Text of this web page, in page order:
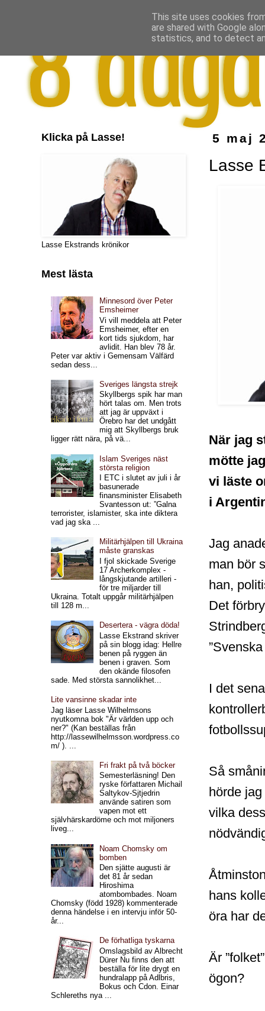
5 maj
Lasse
När jag
mötte
vi läste
i
Jag
man bör
han,
Det
I det
Så
hörde
vilka
hans
öra har
Är
ögon?
Klicka på Lasse!
Lasse Ekstrands krönikor
Mest lästa
Minnesord över Peter
Emsheimer
Vi vill meddela att Peter
Emsheimer, efter en
kort tids sjukdom, har
avlidit. Han blev 78 år.
Peter var aktiv i Gemensam Välfärd
sedan dess...
Sveriges längsta strejk
Skyllbergs spik har man
hört talas om. Men trots
att jag är uppväxt i
Örebro har det undgått
mig att Skyllbergs bruk
ligger rätt nära, på vä...
Islam Sveriges näst
största religion
I ETC i slutet av juli i år
basunerade
finansminister Elisabeth
Svantesson ut: ”Galna
terrorister, islamister, ska inte diktera
vad jag ska ...
Militärhjälpen till Ukraina
måste granskas
I fjol skickade Sverige
17 Archerkomplex -
långskjutande artilleri -
för tre miljarder till
Ukraina. Totalt uppgår militärhjälpen
till 128 m...
Desertera - vägra döda!
Lasse Ekstrand skriver
på sin blogg idag: Hellre
benen på ryggen än
benen i graven. Som
den okände filosofen
sade. Med största sannolikhet...
Lite vansinne skadar inte
Jag läser Lasse Wilhelmsons
nyutkomna bok "Är världen upp och
ner?" (Kan beställas från
http://lassewilhelmsson.wordpress.co
m/ ). ...
Fri frakt på två böcker
Semesterläsning! Den
ryske författaren Michail
Saltykov-Sjtjedrin
använde satiren som
vapen mot ett
självhärskardöme och mot miljoners
liveg...
Noam Chomsky om
bomben
Den sjätte augusti är
det 81 år sedan
Hiroshima
atombombades. Noam
Chomsky (född 1928) kommenterade
denna händelse i en intervju inför 50-
år...
De förhatliga tyskarna
Omslagsbild av Albrecht
Dürer Nu finns den att
beställa för lite drygt en
hundralapp på Adlbris,
Bokus och Cdon. Einar
Schlereths nya ...
This site uses cookies
are shared with Google
statistics, and to detect